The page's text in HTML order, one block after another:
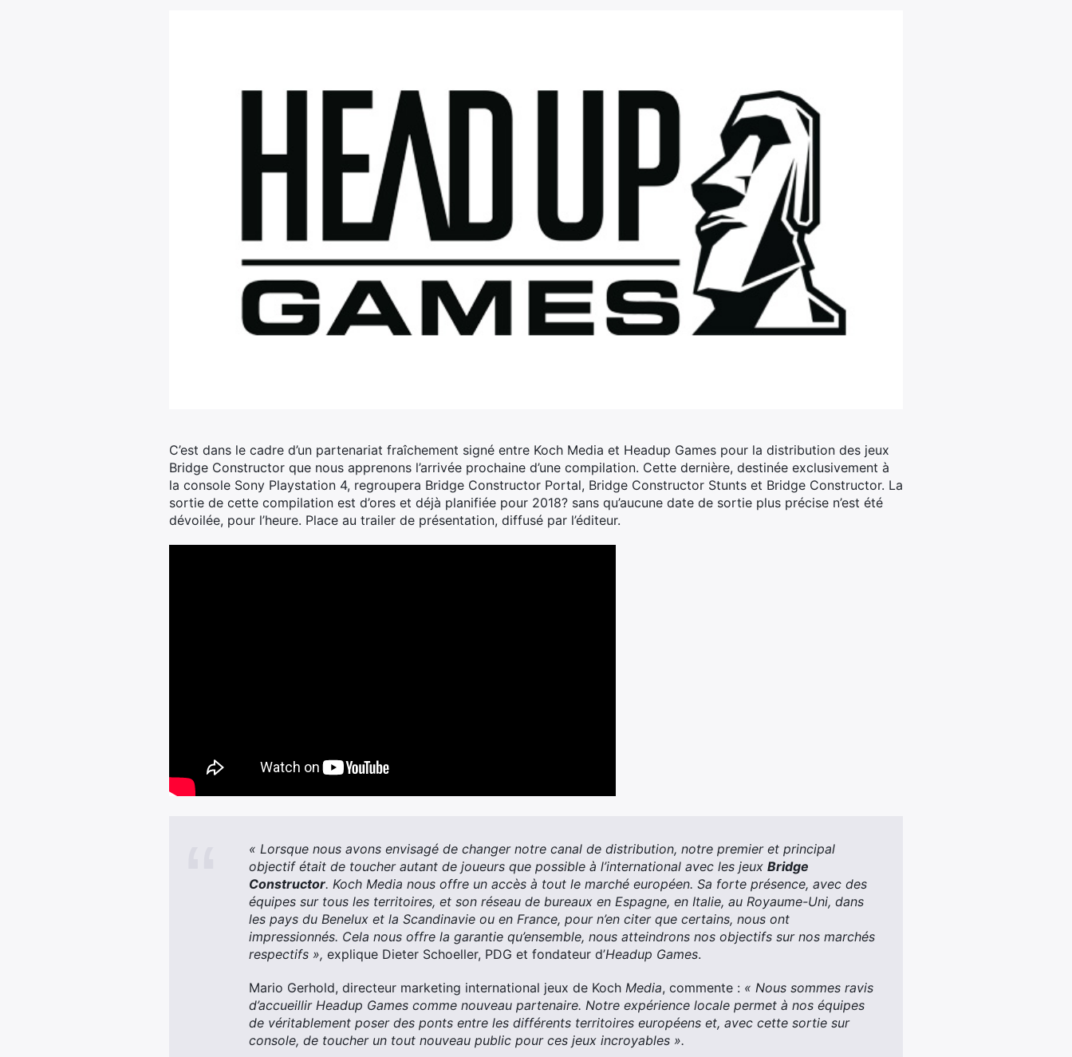
C’est dans le cadre d’un partenariat fraîchement signé entre Koch Media et Headup Games pour la distribution des jeux
Bridge Constructor que nous apprenons l’arrivée prochaine d’une compilation. Cette dernière, destinée exclusivement à
la console Sony Playstation 4, regroupera Bridge Constructor Portal, Bridge Constructor Stunts et Bridge Constructor. La
sortie de cette compilation est d’ores et déjà planifiée pour 2018? sans qu’aucune date de sortie plus précise n’est été
dévoilée, pour l’heure. Place au trailer de présentation, diffusé par l’éditeur.
« Lorsque nous avons envisagé de changer notre canal de distribution, notre premier et principal
objectif était de toucher autant de joueurs que possible à l’international avec les jeux Bridge
Constructor. Koch Media nous offre un accès à tout le marché européen. Sa forte présence, avec des
équipes sur tous les territoires, et son réseau de bureaux en Espagne, en Italie, au Royaume-Uni, dans
les pays du Benelux et la Scandinavie ou en France, pour n’en citer que certains, nous ont
impressionnés. Cela nous offre la garantie qu’ensemble, nous atteindrons nos objectifs sur nos marchés
respectifs », explique Dieter Schoeller, PDG et fondateur d’Headup Games.
Mario Gerhold, directeur marketing international jeux de Koch Media, commente : « Nous sommes ravis
d’accueillir Headup Games comme nouveau partenaire. Notre expérience locale permet à nos équipes
de véritablement poser des ponts entre les différents territoires européens et, avec cette sortie sur
console, de toucher un tout nouveau public pour ces jeux incroyables ».